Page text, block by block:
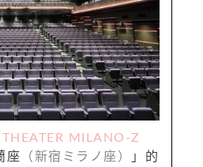
THEATER MILANO-Z
座 （新宿ミラノ座）
」的